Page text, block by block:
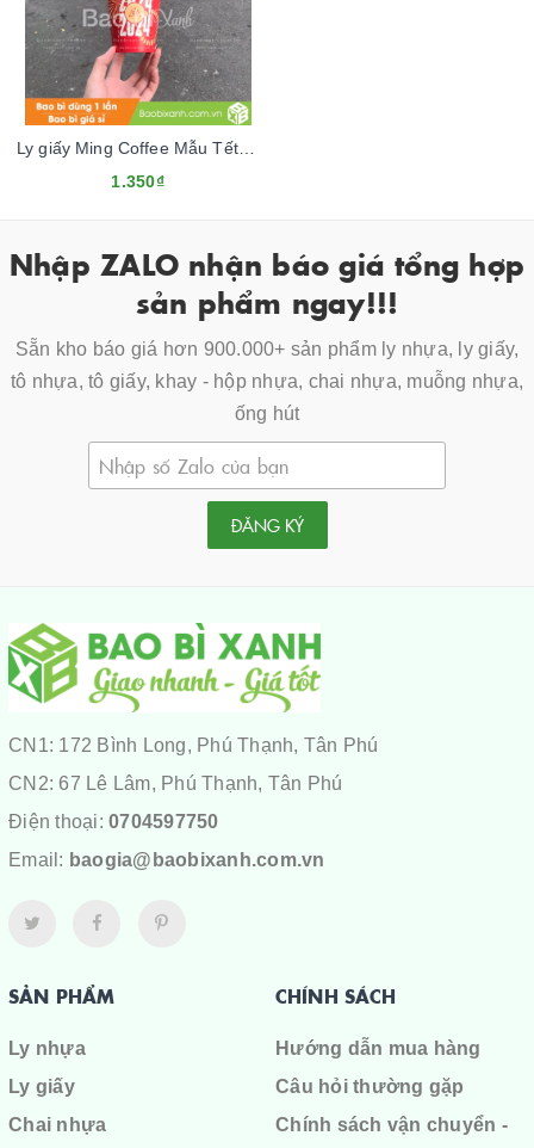
Ly giấy Ming Coffee Mẫu Tết 2024
1.350₫
Nhập ZALO nhận báo giá tổng hợp
sản phẩm ngay!!!
Sẵn kho báo giá hơn 900.000+ sản phẩm ly nhựa, ly giấy,
tô nhựa, tô giấy, khay - hộp nhựa, chai nhựa, muỗng nhựa,
ống hút
ĐĂNG KÝ
CN1: 172 Bình Long, Phú Thạnh, Tân Phú
CN2: 67 Lê Lâm, Phú Thạnh, Tân Phú
Điện thoại: 0704597750
Email: baogia@baobixanh.com.vn
SẢN PHẨM
Ly nhựa
Ly giấy
Chai nhựa
CHÍNH SÁCH
Hướng dẫn mua hàng
Câu hỏi thường gặp
Chính sách vận chuyển -